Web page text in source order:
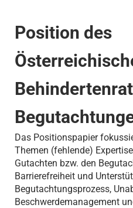
Position des
Das Positionspapier
Themen (fehlende)
Gutachten bzw. den
Barrierefreiheit und
Begutachtungsprozess,
Beschwerdemanagement